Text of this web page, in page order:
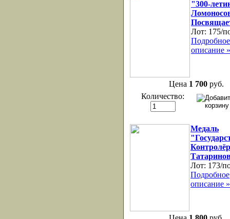
"300-
Лот: 175/
Подробное
описание »
Цена 1 700 руб.
Количество:
Медаль
Лот: 173/
Подробное
описание »